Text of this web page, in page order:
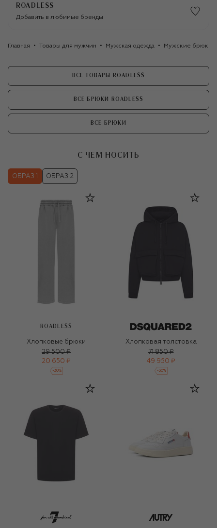
ROADLESS
Добавить в любимые бренды
Главная Товары для мужчин Мужская одежда Мужские брюки
ВСЕ ТОВАРЫ ROADLESS
ВСЕ БРЮКИ ROADLESS
ВСЕ БРЮКИ
С ЧЕМ НОСИТЬ
ОБРАЗ 1 ОБРАЗ 2
ROADLESS
Хлопковые брюки
29 500 ₽
20 650 ₽
-30%
Хлопковая толстовка
71 850 ₽
49 950 ₽
-30%